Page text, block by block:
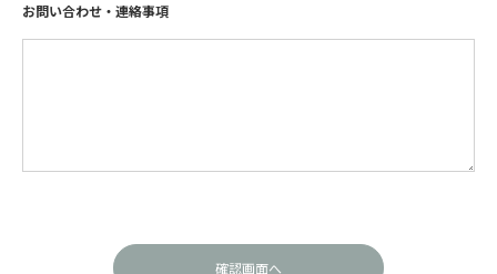
お問い合わせ・連絡事項